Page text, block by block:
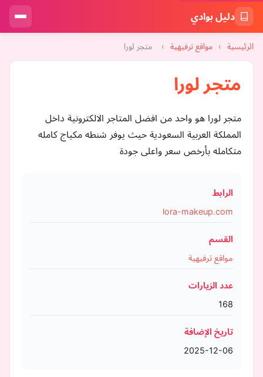
دليل بوادي
الرئيسية › مواقع ترفيهية › متجر لورا
متجر لورا
متجر لورا هو واحد من افضل المتاجر الالكترونية داخل
المملكة العربية السعودية حيث يوفر شنطه مكياج كامله
متكامله بأرخص سعر واعلى جودة
الرابط
lora-makeup.com
القسم
مواقع ترفيهية
عدد الزيارات
168
تاريخ الإضافة
2025-12-06